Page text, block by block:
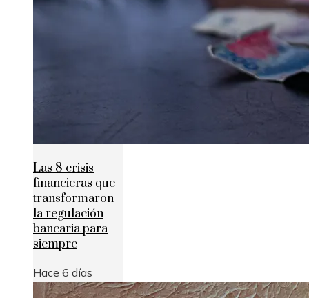
Las 8 crisis
financieras que
transformaron
la regulación
bancaria para
siempre
Hace 6 días